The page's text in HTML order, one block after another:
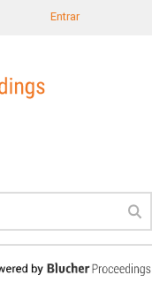
Entrar